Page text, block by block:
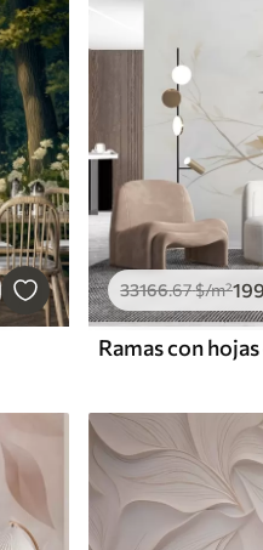
33166.67$/m²